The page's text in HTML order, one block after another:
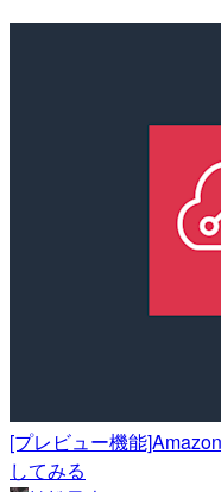
[プレビュー機能
してみる